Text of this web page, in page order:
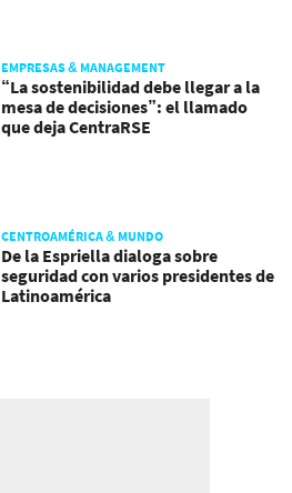
EMPRESAS & MANAGEMENT
“La sostenibilidad debe llegar a la
mesa de decisiones”: el llamado
que deja CentraRSE
CENTROAMÉRICA & MUNDO
De la Espriella dialoga sobre
seguridad con varios presidentes de
Latinoamérica